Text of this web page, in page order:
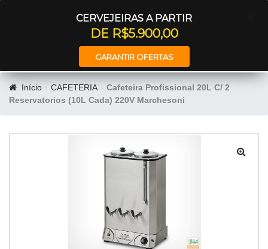
CERVEJEIRAS A PARTIR
DE R$5.900,00
GARANTIR OFERTAS
Início CAFETERIA
Cafeteira Profissional 20L C/ 2
Reservatorios (10L Cada) 220V Marchesoni